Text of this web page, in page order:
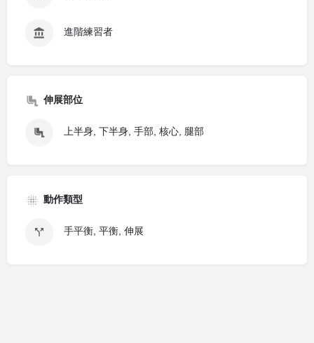
進階練習者
伸展部位
上半身, 下半身, 手部, 核心, 腿部
動作類型
手平衡, 平衡, 伸展